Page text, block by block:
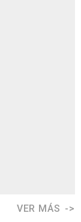
VER MÁS